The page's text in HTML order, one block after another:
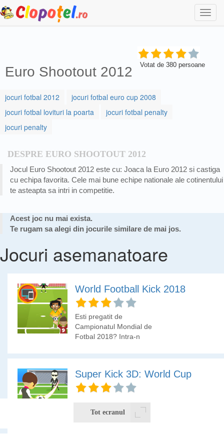
Euro Shootout 2012 Votat de 380 persoane
jocuri fotbal 2012
jocuri fotbal euro cup 2008
jocuri fotbal lovituri la poarta
jocuri fotbal penalty
jocuri penalty
DESPRE EURO SHOOTOUT 2012
Jocul Euro Shootout 2012 este cu: Joaca la Euro 2012 si castiga
cu echipa favorita. Cele mai bune echipe nationale ale cotinentului
te asteapta sa intri in competitie.
Acest joc nu mai exista.
Te rugam sa alegi din jocurile similare de mai jos.
Jocuri asemanatoare
World Football Kick 2018
Esti pregatit de
Campionatul Mondial de
Fotbal 2018? Intra-n
Super Kick 3D: World Cup
Marcheaza gol portarului
daca poti.
Tot ecranul